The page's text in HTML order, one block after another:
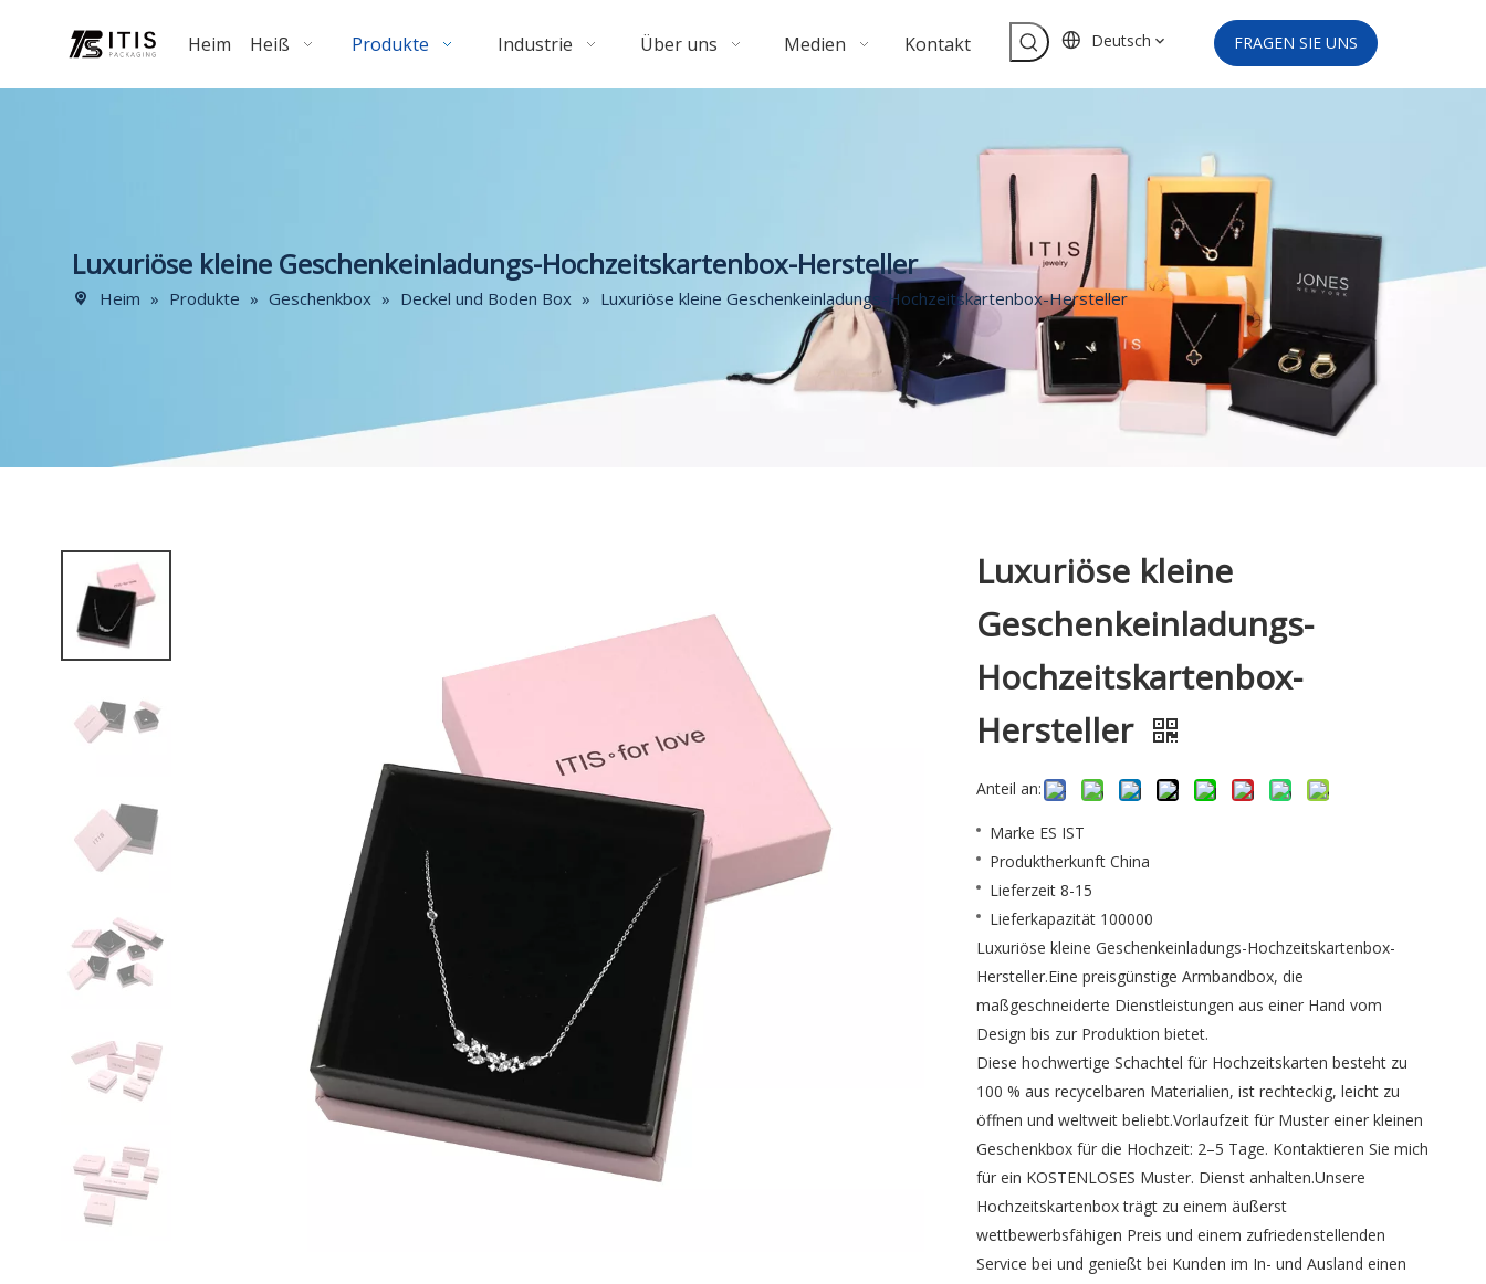
Heim Heiß Produkte Industrie Über uns Medien Kontakt Deutsch FRAGEN SIE UNS
Luxuriöse kleine Geschenkeinladungs-Hochzeitskartenbox-Hersteller
Heim » Produkte » Geschenkbox » Deckel und Boden Box » Luxuriöse kleine Geschenkeinladungs-Hochzeitskartenbox-Hersteller
Luxuriöse kleine
Geschenkeinladungs-
Hochzeitskartenbox-
Hersteller
Anteil an:
Marke ES IST
ProduktherkunftChina
Lieferzeit 8-15
Lieferkapazität 100000
Luxuriöse kleine Geschenkeinladungs-Hochzeitskartenbox-
Hersteller.Eine preisgünstige Armbandbox, die
maßgeschneiderte Dienstleistungen aus einer Hand vom
Design bis zur Produktion bietet.
Diese hochwertige Schachtel für Hochzeitskarten besteht zu
100 % aus recycelbaren Materialien, ist rechteckig, leicht zu
öffnen und weltweit beliebt.Vorlaufzeit für Muster einer kleinen
Geschenkbox für die Hochzeit: 2–5 Tage. Kontaktieren Sie mich
für ein KOSTENLOSES Muster. Dienst anhalten.Unsere
Hochzeitskartenbox trägt zu einem äußerst
wettbewerbsfähigen Preis und einem zufriedenstellenden
Service bei und genießt bei Kunden im In- und Ausland einen